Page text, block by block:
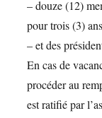
– douze (12)
pour trois (3)
– et des
En cas de
procéder au
est ratifié par